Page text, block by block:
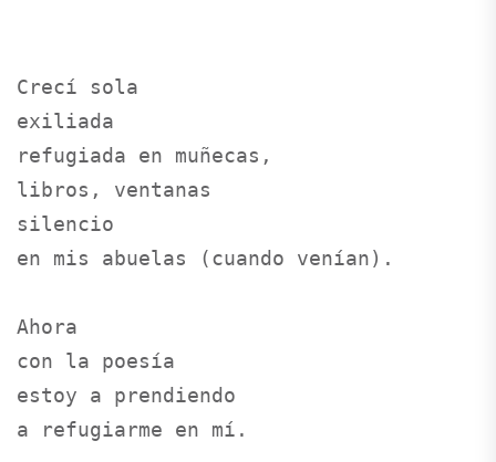
Crecí sola
exiliada
refugiada en muñecas,
libros, ventanas
silencio
en mis abuelas (cuando venían).
Ahora
con la poesía
estoy a prendiendo
a refugiarme en mí.